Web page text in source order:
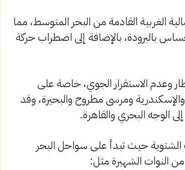
الغربية القادمة من البحر المتوسط، مما
بالبرودة، بالإضافة إلى اضطراب حركة
وعدم الاستقرار الجوي، خاصة على
ومرسى مطروح والبحيرة، وقد
الوجه البحري والقاهرة.
الشتوية حيث تبدأ على سواحل البحر
النوات الشهيرة مثل: